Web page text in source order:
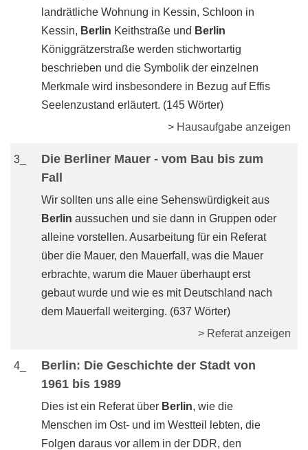
landrätliche Wohnung in Kessin, Schloon in
Kessin, Berlin Keithstraße und Berlin
Königgrätzerstraße werden stichwortartig
beschrieben und die Symbolik der einzelnen
Merkmale wird insbesondere in Bezug auf Effis
Seelenzustand erläutert. (145 Wörter)
> Hausaufgabe anzeigen
3_
Die Berliner Mauer - vom Bau bis zum
Fall
Wir sollten uns alle eine Sehenswürdigkeit aus
Berlin aussuchen und sie dann in Gruppen oder
alleine vorstellen. Ausarbeitung für ein Referat
über die Mauer, den Mauerfall, was die Mauer
erbrachte, warum die Mauer überhaupt erst
gebaut wurde und wie es mit Deutschland nach
dem Mauerfall weiterging. (637 Wörter)
> Referat anzeigen
4_
Berlin: Die Geschichte der Stadt von
1961 bis 1989
Dies ist ein Referat über Berlin, wie die
Menschen im Ost- und im Westteil lebten, die
Folgen daraus vor allem in der DDR, den